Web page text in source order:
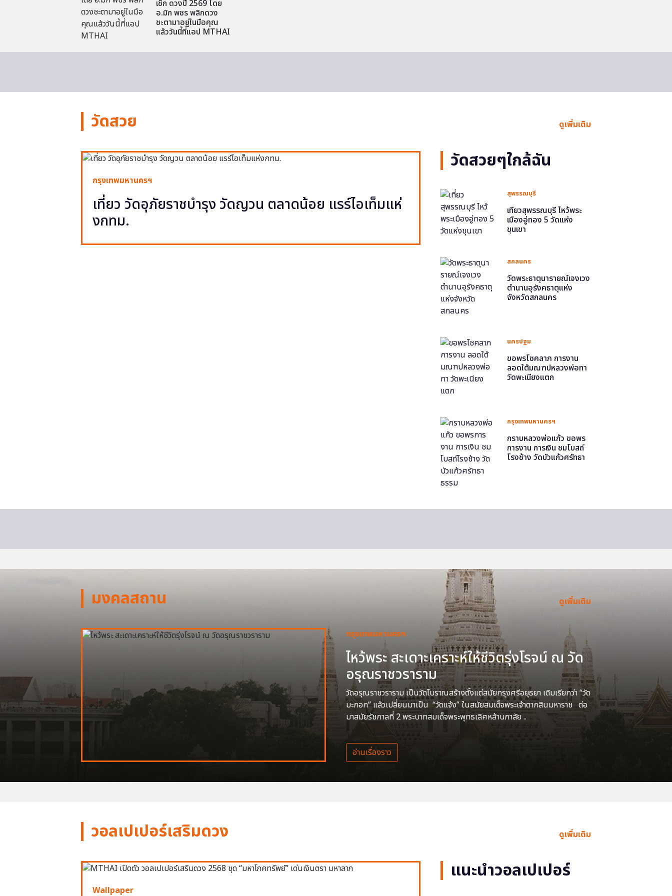
เช็ก ดวงปี 2569 โดย
อ.มิก พชร พลิกดวง
ชะตามาอยู่ในมือคุณ
แล้ววันนี้ที่แอป MTHAI
วัดสวย ดูเพิ่มเติม
กรุงเทพมหานครฯ
เที่ยว วัดอุภัยราชบำรุง วัดญวน ตลาดน้อย แรร์ไอเท็มแห่
งกทม.
วัดสวยๆใกล้ฉัน
สุพรรณบุรี
เที่ยวสุพรรณบุรี ไหว้พระ
เมืองอู่ทอง 5 วัดแห่ง
ขุนเขา
สกลนคร
วัดพระธาตุนารายณ์เจงเวง
ตำนานอุรังคธาตุแห่ง
จังหวัดสกลนคร
นครปฐม
ขอพรโชคลาภ การงาน
ลอดใต้มณฑปหลวงพ่อทา
วัดพะเนียงแตก
กรุงเทพมหานครฯ
กราบหลวงพ่อแก้ว ขอพร
การงาน การเงิน ชมโบสถ์
โรงช้าง วัดบัวแก้วศรัทธา
มงคลสถาน ดูเพิ่มเติม
กรุงเทพมหานครฯ
ไหว้พระ สะเดาะเคราะห์ให้ชีวิตรุ่งโรจน์ ณ วัด
อรุณราชวราราม
วัดอรุณราชวราราม เป็นวัดโบราณสร้างตั้งแต่สมัยกรุงศรีอยุธยา เดิมเรียกว่า “วัด
มะกอก” แล้วเปลี่ยนมาเป็น “วัดแจ้ง” ในสมัยสมเด็จพระเจ้าตากสินมหาราช ต่อ
มาสมัยรัชกาลที่ 2 พระบาทสมเด็จพระพุทธเลิศหล้านภาลัย ..
อ่านเรื่องราว
วอลเปเปอร์เสริมดวง ดูเพิ่มเติม
Wallpaper
แนะนำวอลเปเปอร์